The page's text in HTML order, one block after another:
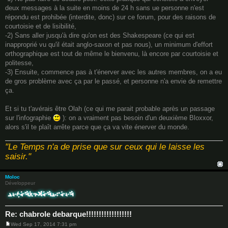
deux messages à la suite en moins de 24 h sans ue personne n'est
répondu est prohibée (interdite, donc) sur ce forum, pour des raisons de
courtoisie et de lisibilité,
-2) Sans aller jusqu'à dire qu'on est des Shakespeare (ce qui est
inapproprié vu qu'il était anglo-saxon et pas nous), un minimum d'effort
orthographique est tout de même le bienvenu, là encore par courtoisie et
politesse,
-3) Ensuite, commence pas à t'énerver avec les autres membres, on a eu
de gros problème avec ça par le passé, et personne n'a envie de remettre
ça.
Et si tu t'avérais être Olah (ce qui me parait probable après un passage
sur l'infographie
): on a vraiment pas besoin d'un deuxième Bloxxor,
alors s'il te plaît arrête parce que ça va vite énerver du monde.
"Le Temps n'a de prise que sur ceux qui le laisse les
saisir."
Moloc
Développeur
Re: chabrole debarque!!!!!!!!!!!!!!!!!!
Wed Sep 17, 2014 7:31 pm